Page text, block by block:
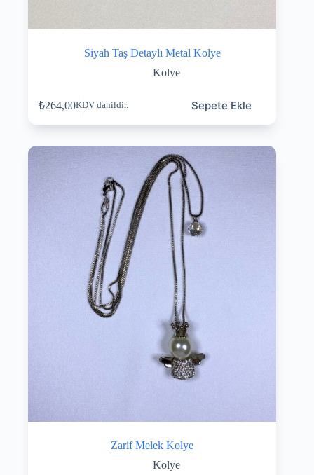
Siyah Taş Detaylı Metal Kolye
Kolye
₺264,00KDV dahildir. Sepete Ekle
Zarif Melek Kolye
Kolye